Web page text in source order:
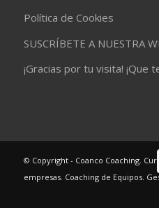
Política de Cookies
SUSCRÍBETE A NUESTRA
¡Gracias por tu visita! ¡Que
© Copyright - Coanco Coaching.
empresas. Coaching de Equipos.